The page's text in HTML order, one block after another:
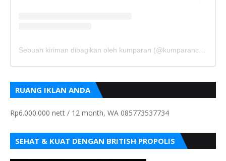
Sebuah kiriman dibagikan oleh kumparan (@kumparancom)
RUANG IKLAN ANDA
Rp6.000.000 nett / 12 month, WA 085773537734
SEHAT & KUAT DENGAN BRITISH PROPOLIS